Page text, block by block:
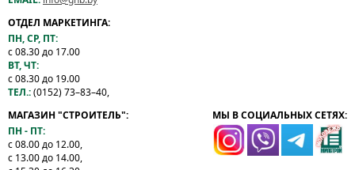
ОТДЕЛ МАРКЕТИНГА:
ПН, СР, ПТ:
с 08.30 до 17.00
ВТ, ЧТ:
с 08.30 до 19.00
ТЕЛ.:(0152) 73–83–40,
МАГАЗИН "СТРОИТЕЛЬ":
ПН - ПТ:
с 08.00 до 12.00,
с 13.00 до 14.00,
МЫ В СОЦИАЛЬНЫХ СЕТЯХ: